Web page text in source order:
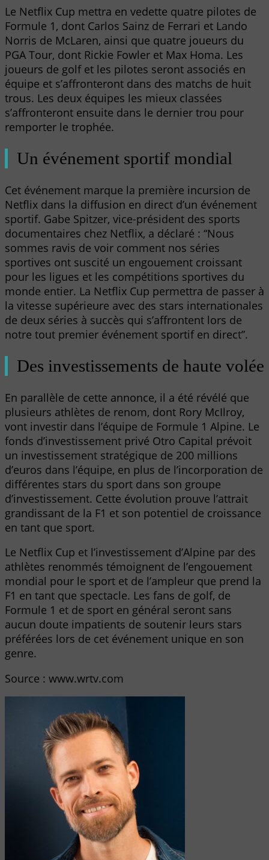
Le Netflix Cup mettra en vedette quatre pilotes de
Formule 1, dont Carlos Sainz de Ferrari et Lando
Norris de McLaren, ainsi que quatre joueurs du
PGA Tour, dont Rickie Fowler et Max Homa. Les
joueurs de golf et les pilotes seront associés en
équipe et s’affronteront dans des matchs de huit
trous. Les deux équipes les mieux classées
s’affronteront ensuite dans le dernier trou pour
remporter le trophée.
Un événement sportif mondial
Cet événement marque la première incursion de
Netflix dans la diffusion en direct d’un événement
sportif. Gabe Spitzer, vice-président des sports
documentaires chez Netflix, a déclaré : “Nous
sommes ravis de voir comment nos séries
sportives ont suscité un engouement croissant
pour les ligues et les compétitions sportives du
monde entier. La Netflix Cup permettra de passer à
la vitesse supérieure avec des stars internationales
de deux séries à succès qui s’affrontent lors de
notre tout premier événement sportif en direct”.
Des investissements de haute volée
En parallèle de cette annonce, il a été révélé que
plusieurs athlètes de renom, dont Rory McIlroy,
vont investir dans l’équipe de Formule 1 Alpine. Le
fonds d’investissement privé Otro Capital prévoit
un investissement stratégique de 200 millions
d’euros dans l’équipe, en plus de l’incorporation de
différentes stars du sport dans son groupe
d’investissement. Cette évolution prouve l’attrait
grandissant de la F1 et son potentiel de croissance
en tant que sport.
Le Netflix Cup et l’investissement d’Alpine par des
athlètes renommés témoignent de l’engouement
mondial pour le sport et de l’ampleur que prend la
F1 en tant que spectacle. Les fans de golf, de
Formule 1 et de sport en général seront sans
aucun doute impatients de soutenir leurs stars
préférées lors de cet événement unique en son
genre.
Source : www.wrtv.com